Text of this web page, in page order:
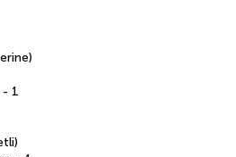
- 1